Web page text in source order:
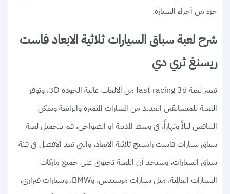
جزء من أجزاء السيارة.
شرح لعبة سباق السيارات ثلاثية الابعاد فاست
ريسنغ ثري دي
تعتبر لعبة fast racing 3d من الألعاب عالية الجودة 3D، وتوفر
اللعبة للمتسابقين العديد من المسارات المتميزة والرائعة ويمكن
التنافس ليلاً ونهاراً، في وسط المدينة او الضواحي، قم بتحميل لعبة
سباق سيارات فاست راسينج ثلاثية الابعاد، والتي تعد الأفضل في فئة
سباق السيارات، وستجد أن اللعبة تحتوى على جميع ماركات
السيارات العالمية، مثل سيارات مرسيدس، وBMW، وسيارات فيراري،